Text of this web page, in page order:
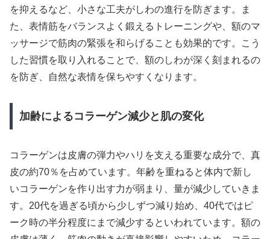
を抑えるなど、小さな工夫がしわの進行を防ぎます。ま
た、表情筋をバランスよく鍛えるトレーニングや、額のマ
ッサージで筋肉の緊張を和らげることも効果的です。こう
した習慣を取り入れることで、額のしわが深く刻まれるの
を防ぎ、自然な表情を保ちやすくなります。
加齢によるコラーゲン減少と肌の変化
コラーゲンは皮膚の弾力やハリを支える重要な成分で、真
皮の約70％を占めています。年齢を重ねると体内で新し
いコラーゲンを作り出す力が弱まり、量が減少していきま
す。20代を過ぎる頃から少しずつ減り始め、40代ではピ
ーク時の半分程度にまで減少するといわれています。額の